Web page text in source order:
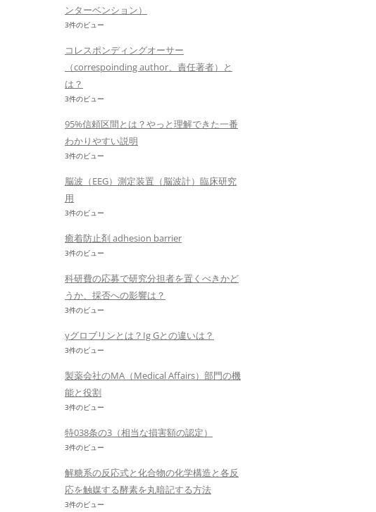
ンターベンション）
3件のビュー
コレスポンディングオーサー
（correspoinding author、責任著者）と
は？
3件のビュー
95%信頼区間とは？やっと理解できた一番
わかりやすい説明
3件のビュー
脳波（EEG）測定装置（脳波計）臨床研究
用
3件のビュー
癒着防止剤 adhesion barrier
3件のビュー
科研費の応募で研究分担者を置くべきかど
うか、採否への影響は？
3件のビュー
γグロブリンとは？Ig Gとの違いは？
3件のビュー
製薬会社のMA（Medical Affairs）部門の機
能と役割
3件のビュー
特038条の3（相当な損害額の認定）
3件のビュー
解糖系の反応式と化合物の化学構造と各反
応を触媒する酵素を丸暗記する方法
3件のビュー